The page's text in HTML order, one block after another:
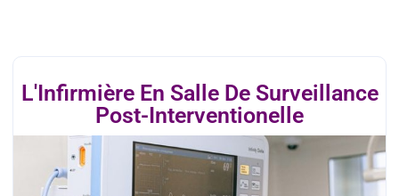
L'Infirmière En Salle De Surveillance
Post-Interventionelle